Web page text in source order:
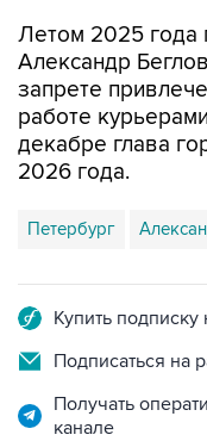
Летом 2025 года
Александр
запрете
работе
декабре глава
2026 года.
Петербург
Купить
Подписаться на
Получать
канале